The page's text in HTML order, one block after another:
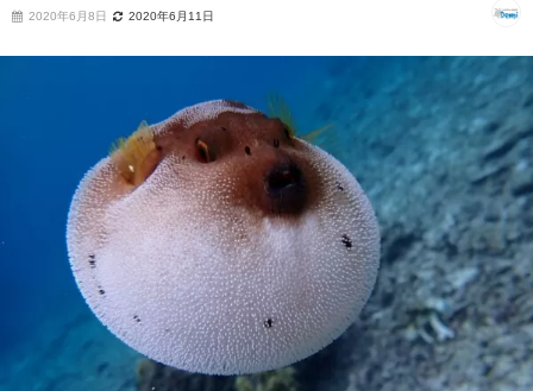
2020年6月8日 2020年6月11日